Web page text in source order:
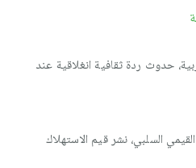
حدوث ردة ثقافية انغلاقية عند
السلبي، نشر قيم الاستهلاك